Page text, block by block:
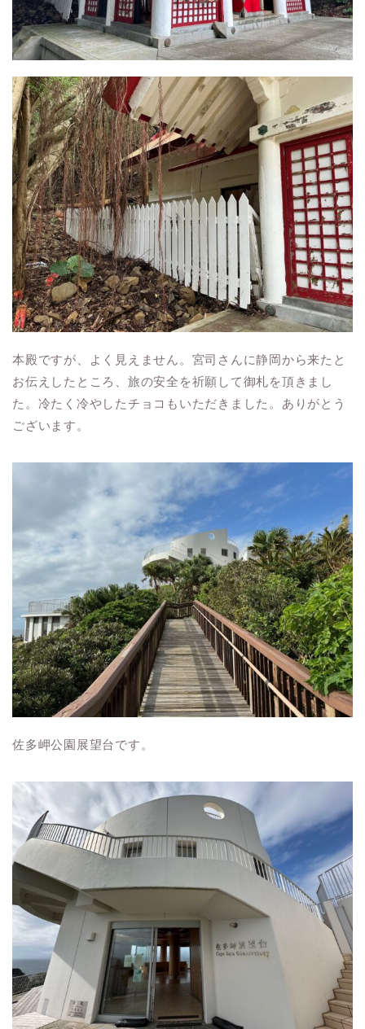
本殿ですが、よく見えません。宮司さんに静岡から来たと
お伝えしたところ、旅の安全を祈願して御札を頂きまし
た。冷たく冷やしたチョコもいただきました。ありがとう
ございます。
佐多岬公園展望台です。